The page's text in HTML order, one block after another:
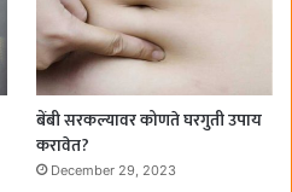
बेंबी सरकल्यावर कोणते घरगुती उपाय
करावेत?
December 29, 2023